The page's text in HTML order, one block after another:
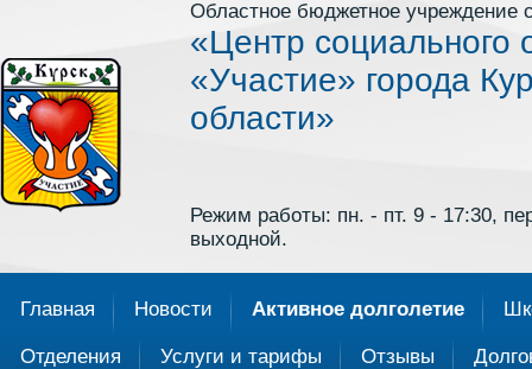
Областное бюджетное учреждение
«Центр социального
«Участие» города
области»
Режим работы: пн. - пт. 9 - 17:30,
выходной.
Главная Новости Активное долголетие
Отделения Услуги и тарифы Отзывы